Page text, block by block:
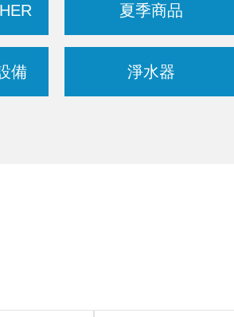
備
夏季商品
淨水器